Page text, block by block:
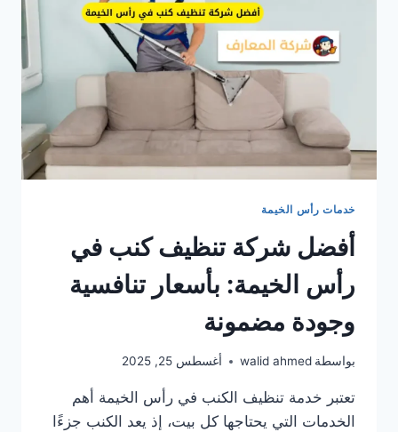
خدمات رأس الخيمة
أفضل شركة تنظيف كنب في
رأس الخيمة: بأسعار تنافسية
وجودة مضمونة
بواسطة walid ahmed أغسطس 25, 2025
تعتبر خدمة تنظيف الكنب في رأس الخيمة أهم
الخدمات التي يحتاجها كل بيت، إذ يعد الكنب جزءًا